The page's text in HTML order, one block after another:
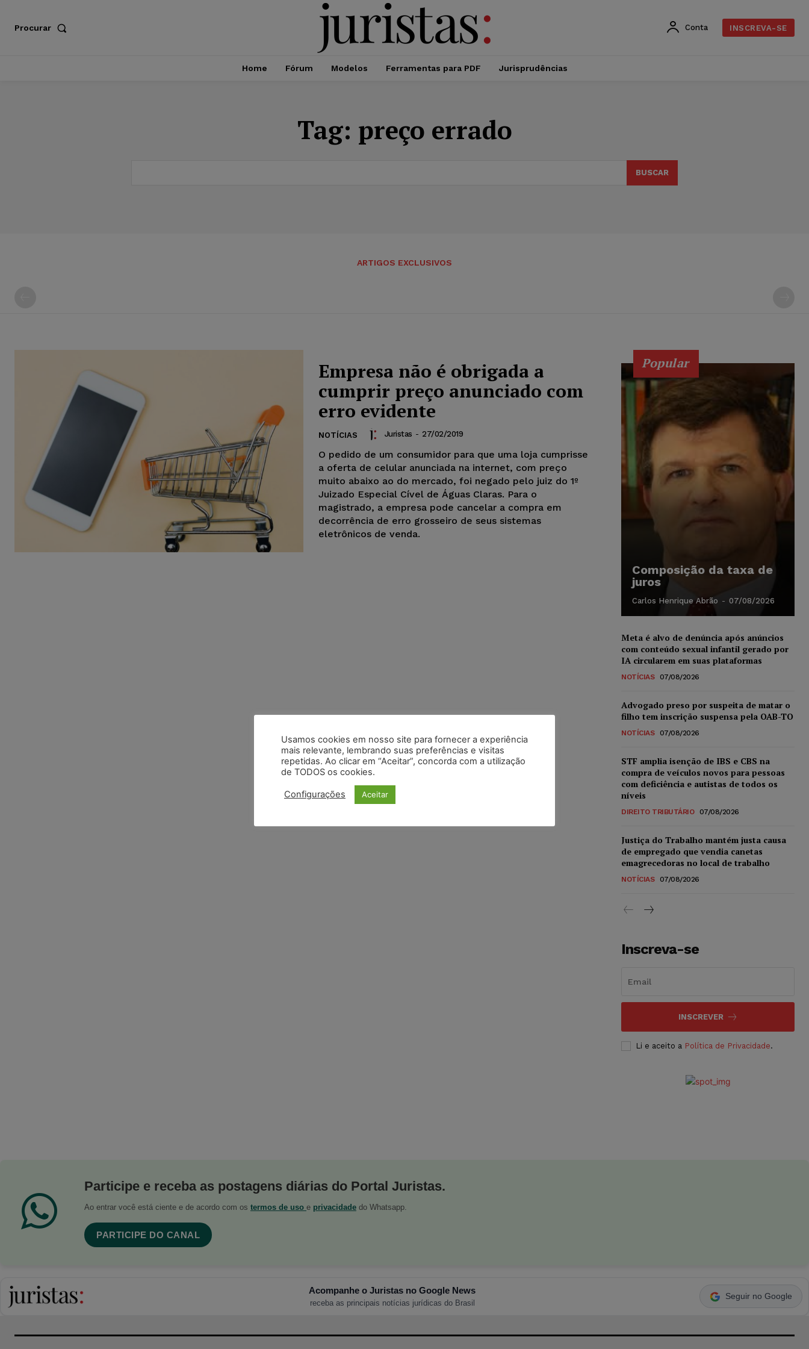
Procurar Conta INSCREVA-SE
Home Fórum Modelos Ferramentas para PDF Jurisprudências
Tag: preço errado
BUSCAR
ARTIGOS EXCLUSIVOS
Empresa não é obrigada a
cumprir preço anunciado com
erro evidente
NOTÍCIAS Juristas - 27/02/2019
O pedido de um consumidor para que uma loja cumprisse
a oferta de celular anunciada na internet, com preço
muito abaixo ao do mercado, foi negado pelo juiz do 1º
Juizado Especial Cível de Águas Claras. Para o
magistrado, a empresa pode cancelar a compra em
decorrência de erro grosseiro de seus sistemas
eletrônicos de venda.
Popular
Composição da taxa de
juros
Carlos Henrique Abrão - 07/08/2026
Meta é alvo de denúncia após anúncios
com conteúdo sexual infantil gerado por
IA circularem em suas plataformas
NOTÍCIAS 07/08/2026
Advogado preso por suspeita de matar o
filho tem inscrição suspensa pela OAB-TO
NOTÍCIAS 07/08/2026
STF amplia isenção de IBS e CBS na
compra de veículos novos para pessoas
com deficiência e autistas de todos os
níveis
DIREITO TRIBUTÁRIO 07/08/2026
Justiça do Trabalho mantém justa causa
de empregado que vendia canetas
emagrecedoras no local de trabalho
NOTÍCIAS 07/08/2026
Inscreva-se
INSCREVER
Li e aceito a Política de Privacidade.
Participe e receba as postagens diárias do Portal Juristas.
Ao entrar você está ciente e de acordo com os termos de uso e privacidade do Whatsapp.
PARTICIPE DO CANAL
Acompanhe o Juristas no Google News
receba as principais notícias jurídicas do Brasil
Seguir no Google
Usamos cookies em nosso site para fornecer a experiência
mais relevante, lembrando suas preferências e visitas
repetidas. Ao clicar em “Aceitar”, concorda com a utilização
de TODOS os cookies.
Configurações Aceitar